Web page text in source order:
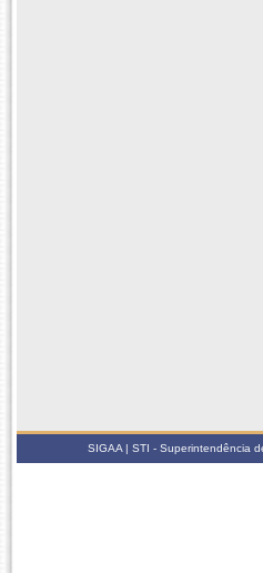
SIGAA | STI - Superintendência